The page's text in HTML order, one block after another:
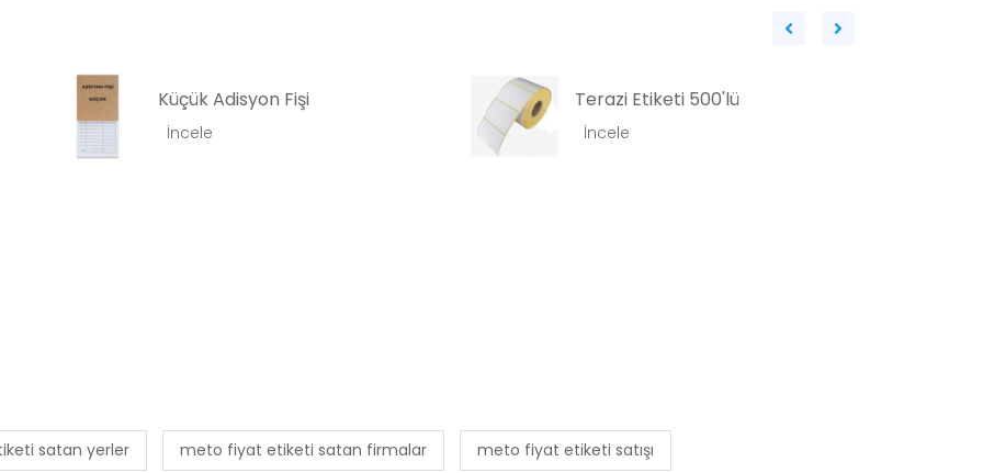
Terazi Etiketi 500'lü
İncele
Büyük Adisyon Fişi
İncele
satan yerler meto fiyat etiketi satan firmalar meto fiyat etiketi satışı